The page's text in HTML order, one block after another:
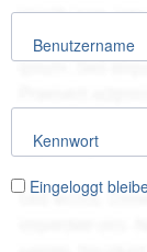
Benutzername
Kennwort
Eingeloggt